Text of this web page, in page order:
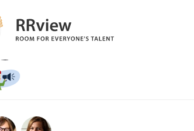
'De doctorsbul uit
May 2024 Johan van de Worp